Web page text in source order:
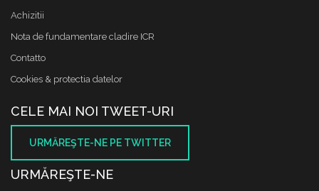
Achizitii
Nota de fundamentare cladire ICR
Contatto
Cookies & protectia datelor
CELE MAI NOI TWEET-URI
URMĂREŞTE-NE PE TWITTER
URMĂREŞTE-NE